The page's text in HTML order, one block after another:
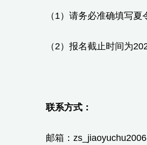
（1）请务必准确填写
（2）报名截止时间为
联系方式：
邮箱：